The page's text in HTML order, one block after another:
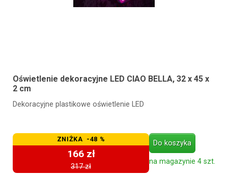
Oświetlenie dekoracyjne LED CIAO BELLA, 32 x 45 x
2 cm
Dekoracyjne plastikowe oświetlenie LED
ZNIŻKA -48 %
166 zł
317 zł
Do koszyka
na magazynie 4 szt.